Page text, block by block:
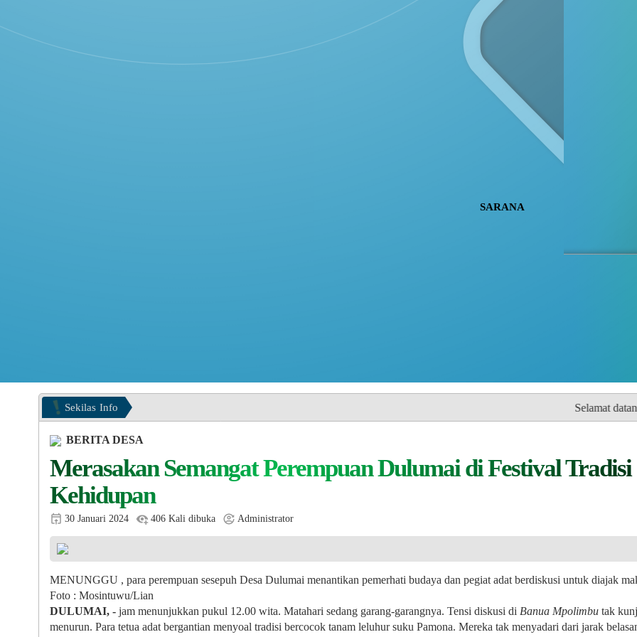
SARANA
Kecamatan Pamona Puselemba, Kabupaten Poso
Provinsi Sulawesi Tengah
Sekilas Info Selamat datang di Website Resmi
BERITA DESA
Merasakan Semangat Perempuan Dulumai di Festival Tradisi
Kehidupan
30 Januari 2024 406 Kali dibuka Administrator
MENUNGGU , para perempuan sesepuh Desa Dulumai menantikan pemerhati budaya dan pegiat adat berdiskusi untuk diajak
Foto : Mosintuwu/Lian
DULUMAI, -jam menunjukkan pukul 12.00 wita. Matahari sedang garang-garangnya. Tensi diskusi di Banua Mpolimbutak
menurun. Para tetua adat bergantian menyoal tradisi bercocok tanam leluhur suku Pamona. Mereka tak menyadari dari jarak